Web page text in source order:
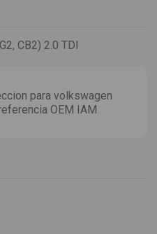
CB2) 2.0 TDI
para volkswagen
OEM IAM